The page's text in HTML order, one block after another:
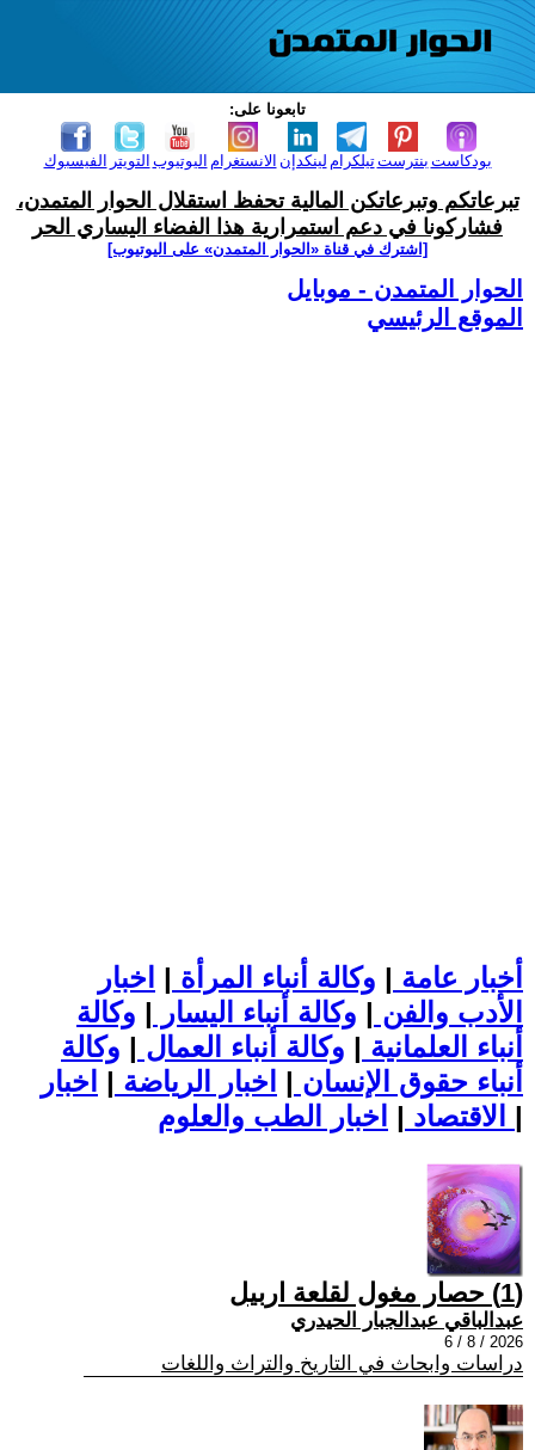
تابعونا على:
الفيسبوك التويتر اليوتيوب الانستغرام لينكدإن تيلكرامبنترست بودكاست
تبرعاتكم وتبرعاتكن المالية تحفظ استقلال الحوار المتمدن،
فشاركونا في دعم استمرارية هذا الفضاء اليساري الحر
[اشترك في قناة ‫«الحوار المتمدن» على اليوتيوب]
الحوار المتمدن - موبايل
الموقع الرئيسي
أخبار عامة | وكالة أنباء المرأة | اخبار
الأدب والفن | وكالة أنباء اليسار | وكالة
أنباء العلمانية | وكالة أنباء العمال | وكالة
أنباء حقوق الإنسان | اخبار الرياضة | اخبار
الاقتصاد | |
(1) حصار مغول لقلعة اربيل
عبدالباقي عبدالجبار الحيدري
2026 / 8 / 6
دراسات وابحاث في التاريخ والتراث واللغات